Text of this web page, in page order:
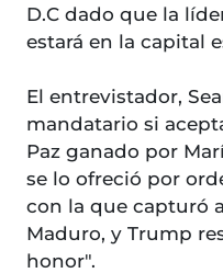
D.C dado que la
estará en la capital
El entrevistador,
mandatario si
Paz ganado por
se lo ofreció por
con la que capturó
Maduro, y Trump
honor".